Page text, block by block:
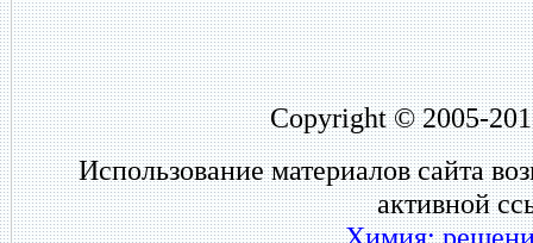
Copyright © 2005-
Использование материалов сайта
активной
Химия: